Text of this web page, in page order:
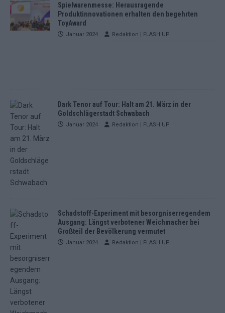
Spielwarenmesse: Herausragende
Produktinnovationen erhalten den begehrten
ToyAward
Januar 2024 Redaktion | FLASH UP
Dark Tenor auf Tour: Halt am 21. März in der
Goldschlägerstadt Schwabach
Januar 2024 Redaktion | FLASH UP
Schadstoff-Experiment mit besorgniserregendem
Ausgang: Längst verbotener Weichmacher bei
Großteil der Bevölkerung vermutet
Januar 2024 Redaktion | FLASH UP